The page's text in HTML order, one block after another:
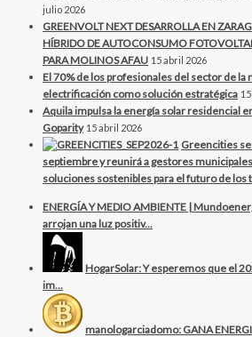
julio 2026
GREENVOLT NEXT DESARROLLA EN
HÍBRIDO DE AUTOCONSUMO
PARA MOLINOS AFAU 15 abril 2026
El 70% de los profesionales del sector de la
electrificación como solución estratégica
Aquila impulsa la energía solar residencial
Goparity 15 abril 2026
Greencities
septiembre y reunirá a gestores
soluciones sostenibles para el futuro de
ENERGÍA Y MEDIO AMBIENTE |
arrojan una luz positiv...
HogarSolar: Y esperemos que el
im...
manologarciadomo: GANA